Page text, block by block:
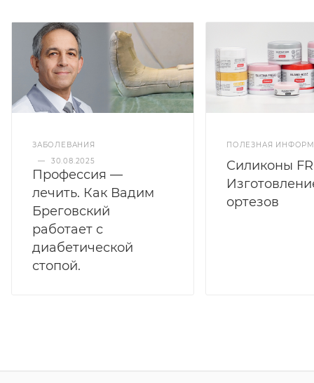
ЗАБОЛЕВАНИЯ
—
30.08.2025
Профессия —
лечить. Как Вадим
Бреговский
работает с
диабетической
стопой.
ПОЛЕЗНАЯ
Силиконы
ортезов